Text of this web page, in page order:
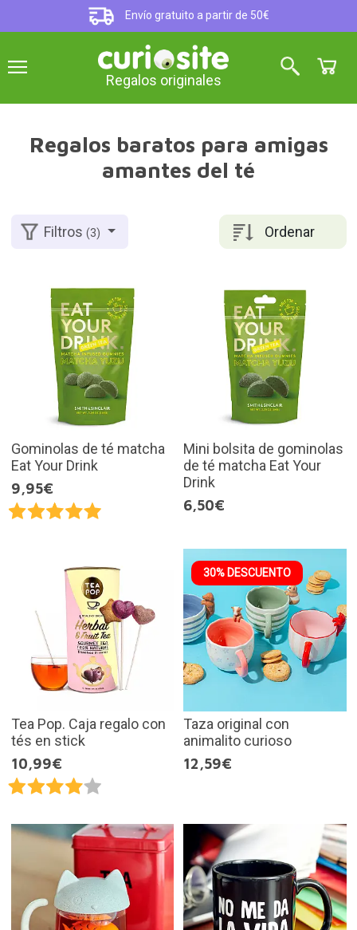
Envío gratuito a partir de 50€
Regalos originales
Regalos baratos para amigas
amantes del té
Ordenar
Filtros(3)
Gominolas de té matcha
Eat Your Drink
9,95€
Mini bolsita de gominolas
de té matcha Eat Your
Drink
6,50€
Tea Pop. Caja regalo con
tés en stick
10,99€
30% DESCUENTO
Taza original con
animalito curioso
12,59€